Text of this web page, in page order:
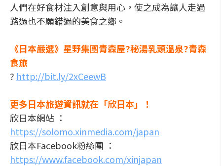
人們在好食材注入創意與用心，使之成為讓人走過
路過也不願錯過的美食之鄉。
《日本嚴選》星野集團青森屋?秘湯乳頭溫泉?青森
食旅
? http://bit.ly/2xCeewB
更多日本旅遊資訊就在「欣日本」！
欣日本網站 ：
https://solomo.xinmedia.com/japan
欣日本Facebook粉絲團 ：
https://www.facebook.com/xinjapan